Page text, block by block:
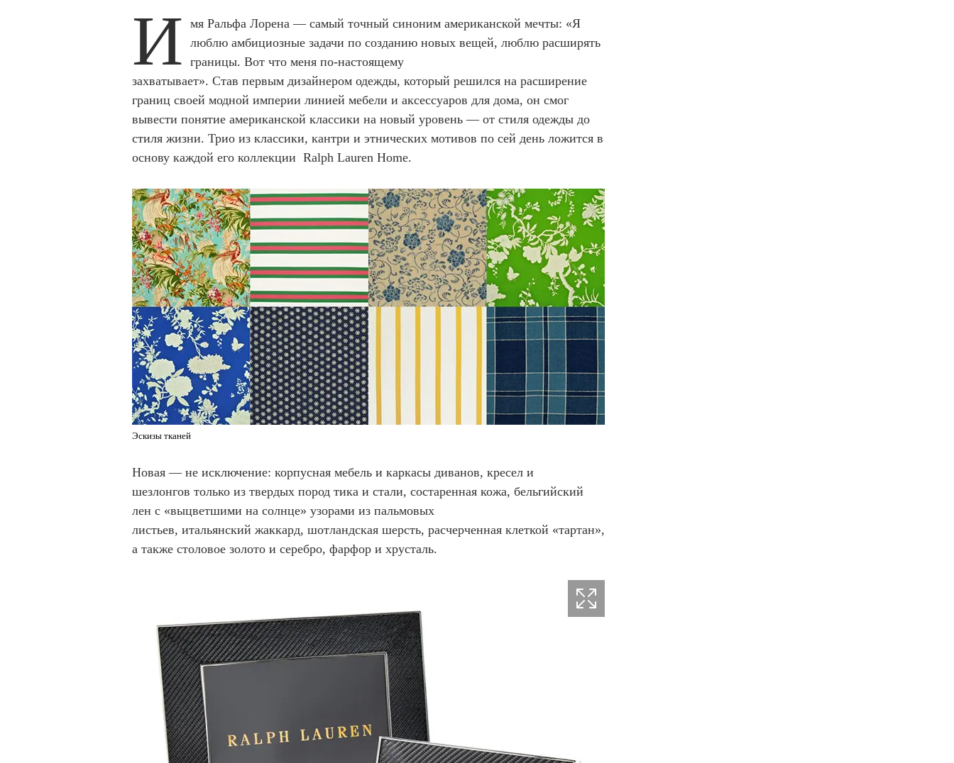
И мя Ральфа Лорена — самый точный синоним американской мечты: «Я
люблю амбициозные задачи по созданию новых вещей, люблю расширять
границы. Вот что меня по-настоящему
захватывает». Став первым дизайнером одежды, который решился на расширение
границ своей модной империи линией мебели и аксессуаров для дома, он смог
вывести понятие американской классики на новый уровень — от стиля одежды до
стиля жизни. Трио из классики, кантри и этнических мотивов по сей день ложится в
основу каждой его коллекции Ralph Lauren Home.
Эскизы тканей
Новая — не исключение: корпусная мебель и каркасы диванов, кресел и
шезлонгов только из твердых пород тика и стали, состаренная кожа, бельгийский
лен с «выцветшими на солнце» узорами из пальмовых
листьев, итальянский жаккард, шотландская шерсть, расчерченная клеткой «тартан»,
а также столовое золото и серебро, фарфор и хрусталь.